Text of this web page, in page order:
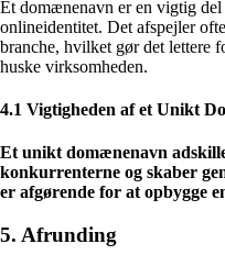
Et domænenavn er en vigtig
onlineidentitet. Det afspejler
branche, hvilket gør det lettere
huske virksomheden.
4.1 Vigtigheden af et Unikt
Et unikt domænenavn
konkurrenterne og skaber
er afgørende for at opbygge
5. Afrunding